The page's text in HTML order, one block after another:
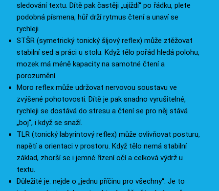
sledování textu. Dítě pak častěji „ujíždí“ po řádku, plete
podobná písmena, hůř drží rytmus čtení a unaví se
rychleji.
STŠR (symetrický tonický šíjový reflex) může ztěžovat
stabilní sed a práci u stolu. Když tělo pořád hledá polohu,
mozek má méně kapacity na samotné čtení a
porozumění.
Moro reflex může udržovat nervovou soustavu ve
zvýšené pohotovosti. Dítě je pak snadno vyrušitelné,
rychleji se dostává do stresu a čtení se pro něj stává
„boj“, i když se snaží.
TLR (tonický labyrintový reflex) může ovlivňovat posturu,
napětí a orientaci v prostoru. Když tělo nemá stabilní
základ, zhorší se i jemné řízení očí a celková výdrž u
textu.
Důležité je: nejde o „jednu příčinu pro všechny“. Je to